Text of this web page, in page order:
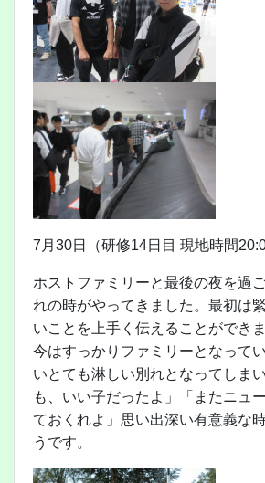
7月30日（研修14日目 現地時間
ホストファミリーと最後の夜を過
れの時がやってきました。最初は
いことを上手く伝えることができ
今はすっかりファミリーとなって
いとても淋しい別れとなってしま
も、いい子だったよ」「またニュ
ておくれよ」思い出深い有意義な
うです。